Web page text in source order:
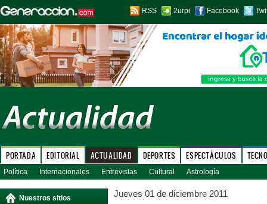
RSS 2urpi Facebook
PORTADA EDITORIAL ACTUALIDAD DEPORTES ESPECTÁCULOS
Política Internacionales Entrevistas Cultural Astrología
Nuestros sitios Jueves 01 de diciembre 2011